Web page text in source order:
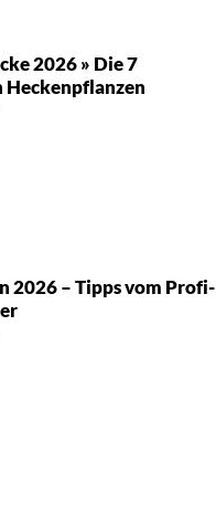
2026 » Die 7
Heckenpflanzen
2026 – Tipps vom Profi-